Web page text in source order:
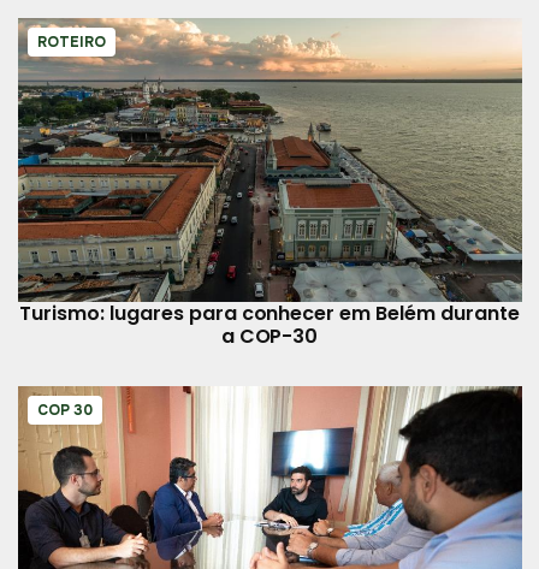
ROTEIRO
Turismo: lugares para conhecer em Belém durante
a COP-30
COP 30